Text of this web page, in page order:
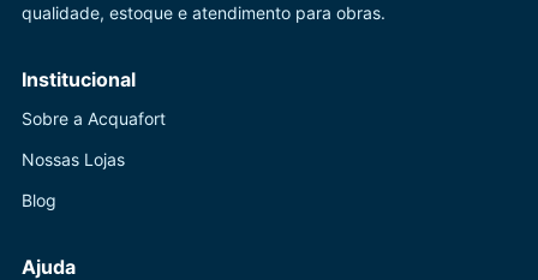
qualidade, estoque e atendimento para obras.
Institucional
Sobre a Acquafort
Nossas Lojas
Blog
Ajuda